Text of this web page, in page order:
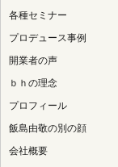
各種セミナー
プロデュース事例
開業者の声
ｂｈの理念
プロフィール
飯島由敬の別の顔
会社概要